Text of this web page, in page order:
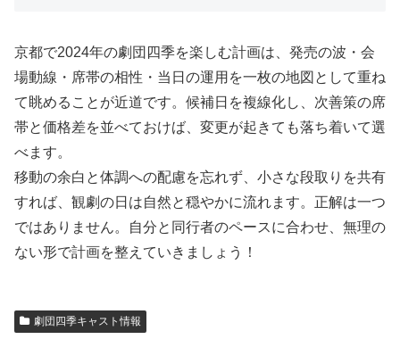
京都で2024年の劇団四季を楽しむ計画は、発売の波・会
場動線・席帯の相性・当日の運用を一枚の地図として重ね
て眺めることが近道です。候補日を複線化し、次善策の席
帯と価格差を並べておけば、変更が起きても落ち着いて選
べます。
移動の余白と体調への配慮を忘れず、小さな段取りを共有
すれば、観劇の日は自然と穏やかに流れます。正解は一つ
ではありません。自分と同行者のペースに合わせ、無理の
ない形で計画を整えていきましょう！
劇団四季キャスト情報